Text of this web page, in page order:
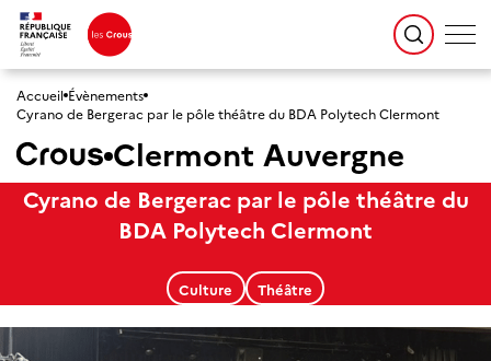
Accueil Évènements
Cyrano de Bergerac par le pôle théâtre du BDA Polytech Clermont
Clermont Auvergne
Cyrano de Bergerac par le pôle théâtre du
BDA Polytech Clermont
Culture Théâtre